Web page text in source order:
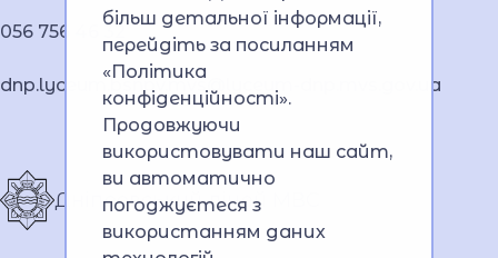
056 756 46 32
dnp.lyceum.bsnpv.mvs@lyceum-dnp.mvs.gov.ua
Дніпровський ліцей МВС
більш детальної інформації,
перейдіть за посиланням
«Політика
конфіденційності».
Продовжуючи
використовувати наш сайт,
ви автоматично
погоджуєтеся з
використанням даних